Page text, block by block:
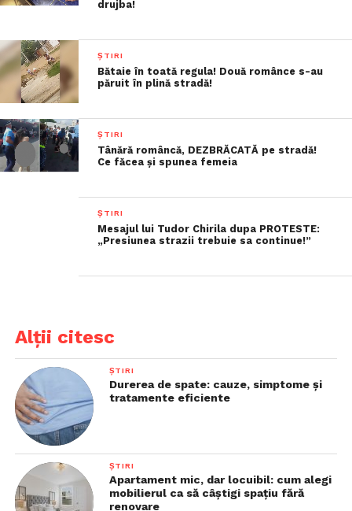
drujba!
ȘTIRI
Bătaie în toată regula! Două românce s-au
păruit în plină stradă!
ȘTIRI
Tânără româncă, DEZBRĂCATĂ pe stradă!
Ce făcea și spunea femeia
ȘTIRI
Mesajul lui Tudor Chirila dupa PROTESTE:
„Presiunea strazii trebuie sa continue!”
Alții citesc
ȘTIRI
Durerea de spate: cauze, simptome și
tratamente eficiente
ȘTIRI
Apartament mic, dar locuibil: cum alegi
mobilierul ca să câștigi spațiu fără
renovare